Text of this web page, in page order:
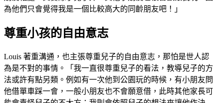
為他們只會覺得我是一個比較高大的同齡朋友吧！」
尊重小孩的自由意志
Louis 著重溝通，也主張尊重兒子的自由意志，那怕是世人認
為是不對的事情。「我一直很尊重兒子的看法，教導兒子的方
法或許有點另類。例如有一次他到公園玩的時候，有小朋友問
他借單車踩一會，一般小朋友也不會願意借，此時其他家長可